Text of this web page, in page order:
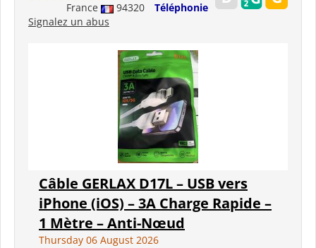
France 94320
Téléphonie
Signalez un abus
Câble GERLAX D17L – USB vers
iPhone (iOS) – 3A Charge Rapide –
1 Mètre – Anti-Nœud
Thursday 06 August 2026